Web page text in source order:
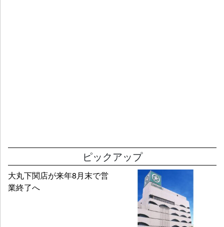
ピックアップ
大丸下関店が来年8月末で営
業終了へ